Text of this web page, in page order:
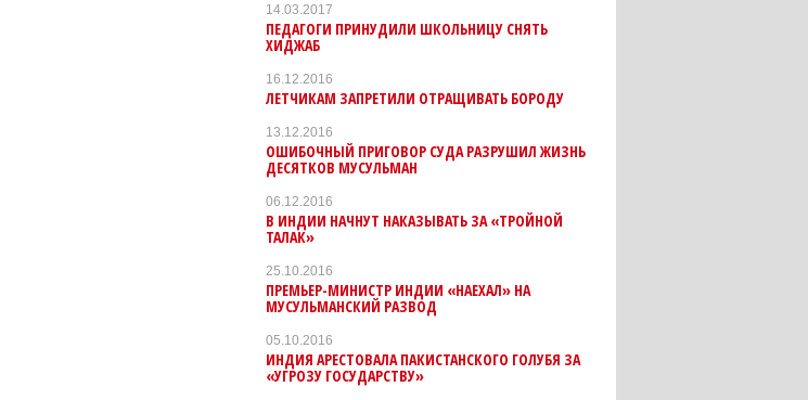
14.03.2017
ПЕДАГОГИ ПРИНУДИЛИ ШКОЛЬНИЦУ СНЯТЬ
ХИДЖАБ
16.12.2016
ЛЕТЧИКАМ ЗАПРЕТИЛИ ОТРАЩИВАТЬ БОРОДУ
13.12.2016
ОШИБОЧНЫЙ ПРИГОВОР СУДА РАЗРУШИЛ ЖИЗНЬ
ДЕСЯТКОВ МУСУЛЬМАН
06.12.2016
В ИНДИИ НАЧНУТ НАКАЗЫВАТЬ ЗА «ТРОЙНОЙ
ТАЛАК»
25.10.2016
ПРЕМЬЕР-МИНИСТР ИНДИИ «НАЕХАЛ» НА
МУСУЛЬМАНСКИЙ РАЗВОД
05.10.2016
ИНДИЯ АРЕСТОВАЛА ПАКИСТАНСКОГО ГОЛУБЯ ЗА
«УГРОЗУ ГОСУДАРСТВУ»